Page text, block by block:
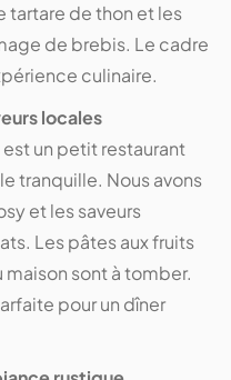
tartare de thon et les
de brebis. Le cadre
culinaire.
locales
un petit restaurant
tranquille. Nous avons
et les saveurs
Les pâtes aux fruits
sont à tomber.
pour un dîner